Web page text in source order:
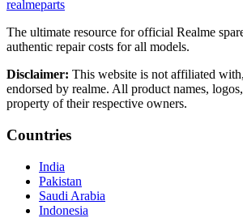
realmeparts
The ultimate resource for official Realme
authentic repair costs for all models.
Disclaimer: This website is not affiliated
endorsed by realme. All product names,
property of their respective owners.
Countries
India
Pakistan
Saudi Arabia
Indonesia